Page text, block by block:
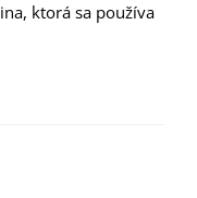
ktorá sa používa